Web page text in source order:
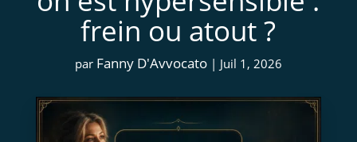
frein ou atout ?
par Fanny D'Avvocato| Juil 1, 2026